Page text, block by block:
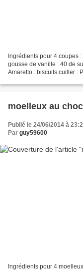
Ingrédients pour 4 coupes
gousse de vanille : 40 de
Amaretto : biscuits cuiller :
moelleux au
Publié le 24/06/2014 à
Par guy59600
Ingrédients pour 4